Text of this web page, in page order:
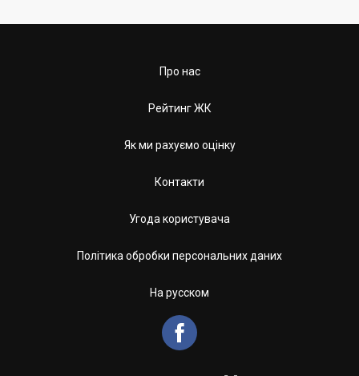
Про нас
Рейтинг ЖК
Як ми рахуємо оцінку
Контакти
Угода користувача
Політика обробки персональних даних
На русском
